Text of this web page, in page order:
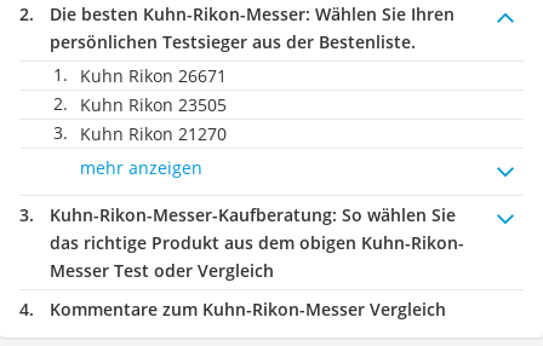
Die besten Kuhn-Rikon-Messer: Wählen Sie Ihren
persönlichen Testsieger aus der Bestenliste.
Kuhn Rikon 26671
Kuhn Rikon 23505
Kuhn Rikon 21270
mehr anzeigen
Kuhn-Rikon-Messer-Kaufberatung: So wählen Sie
das richtige Produkt aus dem obigen Kuhn-Rikon-
Messer Test oder Vergleich
Kommentare zum Kuhn-Rikon-Messer Vergleich